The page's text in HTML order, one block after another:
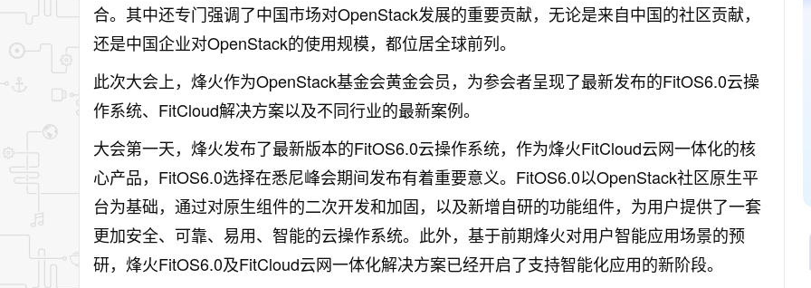
合。其中还专门强调了中国市场对OpenStack发展的重要贡献，无论是来自中国的社区贡献，
还是中国企业对OpenStack的使用规模，都位居全球前列。
此次大会上，烽火作为OpenStack基金会黄金会员，为参会者呈现了最新发布的FitOS6.0云操
作系统、FitCloud解决方案以及不同行业的最新案例。
大会第一天，烽火发布了最新版本的FitOS6.0云操作系统，作为烽火FitCloud云网一体化的核
心产品，FitOS6.0选择在悉尼峰会期间发布有着重要意义。FitOS6.0以OpenStack社区原生平
台为基础，通过对原生组件的二次开发和加固，以及新增自研的功能组件，为用户提供了一套
更加安全、可靠、易用、智能的云操作系统。此外，基于前期烽火对用户智能应用场景的预
研，烽火FitOS6.0及FitCloud云网一体化解决方案已经开启了支持智能化应用的新阶段。